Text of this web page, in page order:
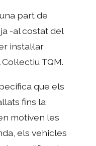
part de
-al costat del
instal·lar
TQM.
que els
fins la
motiven les
els vehicles